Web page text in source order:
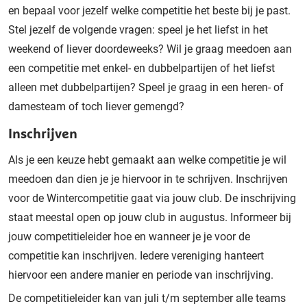
en bepaal voor jezelf welke competitie het beste bij je past.
Stel jezelf de volgende vragen: speel je het liefst in het
weekend of liever doordeweeks? Wil je graag meedoen aan
een competitie met enkel- en dubbelpartijen of het liefst
alleen met dubbelpartijen? Speel je graag in een heren- of
damesteam of toch liever gemengd?
Inschrijven
Als je een keuze hebt gemaakt aan welke competitie je wil
meedoen dan dien je je hiervoor in te schrijven. Inschrijven
voor de Wintercompetitie gaat via jouw club. De inschrijving
staat meestal open op jouw club in augustus. Informeer bij
jouw competitieleider hoe en wanneer je je voor de
competitie kan inschrijven. Iedere vereniging hanteert
hiervoor een andere manier en periode van inschrijving.
De competitieleider kan van juli t/m september alle teams